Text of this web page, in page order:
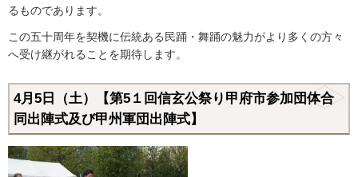
るものであります。
この五十周年を契機に伝統ある民踊・舞踊の魅力がより多くの方々
へ受け継がれることを期待します。
4月5日（土）【第5１回信玄公祭り甲府市参加団体合
同出陣式及び甲州軍団出陣式】